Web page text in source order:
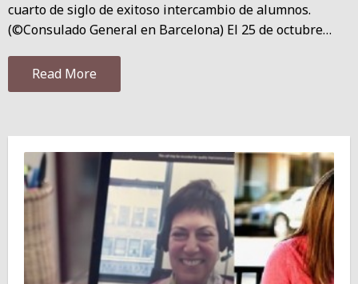
cuarto de siglo de exitoso intercambio de alumnos.
(©Consulado General en Barcelona) El 25 de octubre…
Read More